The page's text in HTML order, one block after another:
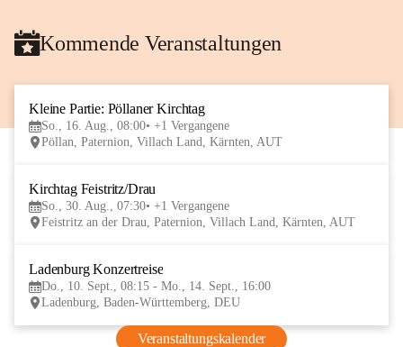
Kommende Veranstaltungen
Kleine Partie: Pöllaner Kirchtag
So., 16. Aug., 08:00 +1 Vergangene
Pöllan, Paternion, Villach Land, Kärnten, AUT
Kirchtag Feistritz/Drau
So., 30. Aug., 07:30 +1 Vergangene
Feistritz an der Drau, Paternion, Villach Land, Kärnten, AUT
Ladenburg Konzertreise
Do., 10. Sept., 08:15 - Mo., 14. Sept., 16:00
Ladenburg, Baden-Württemberg, DEU
Veranstaltungskalender